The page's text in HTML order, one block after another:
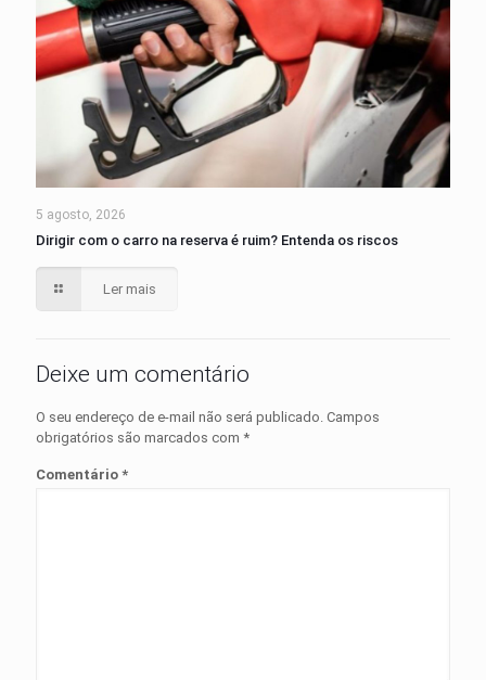
5 agosto, 2026
Dirigir com o carro na reserva é ruim? Entenda os riscos
Ler mais
Deixe um comentário
O seu endereço de e-mail não será publicado. Campos
obrigatórios são marcados com *
Comentário *